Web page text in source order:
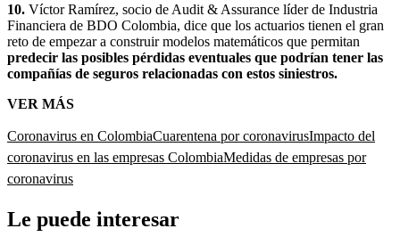
10. Víctor Ramírez, socio de Audit & Assurance líder de Industria
Financiera de BDO Colombia, dice que los actuarios tienen el gran
reto de empezar a construir modelos matemáticos que permitan
predecir las posibles pérdidas eventuales que podrían tener las
compañías de seguros relacionadas con estos siniestros.
VER MÁS
Coronavirus en ColombiaCuarentena por coronavirusImpacto del
coronavirus en las empresas ColombiaMedidas de empresas por
coronavirus
Le puede interesar